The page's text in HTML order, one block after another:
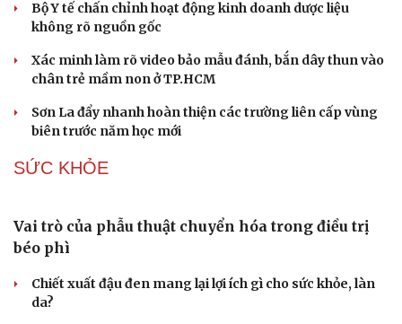
Phòng vệ thương mại phát huy hiệu quả từ hệ thống
cảnh báo sớm
Thái Nguyên tập trung giải phóng mặt bằng dự án cao
tốc CT07
Đắk Lắk thực hiện chuyển giao vốn nhà nước tại doanh
nghiệp
Giám sát tài sản mã hóa để sớm đưa Việt Nam ra khỏi
XÃ HỘI
Tìm thấy hài cốt 2 liệt sĩ ở Đà Nẵng từ thông tin
nhân dân cung cấp